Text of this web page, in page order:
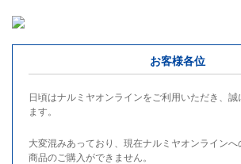
お客様各位
日頃はナルミヤオンラインをご利用いただき、
ます。
大変混みあっており、現在ナルミヤオンライン
商品のご購入ができません。